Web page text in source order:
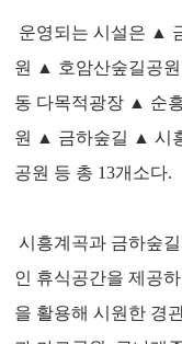
운영되는 시설은 ▲
원 ▲ 호암산숲길공
동 다목적광장 ▲ 순
원 ▲ 금하숲길 ▲ 시
공원 등 총 13개소다.
시흥계곡과 금하숲
인 휴식공간을 제공
을 활용해 시원한 경